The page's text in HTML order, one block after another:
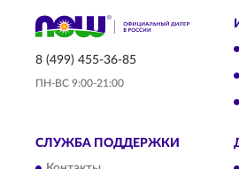
8 (499) 455-36-85
ПН-ВС 9:00-21:00
СЛУЖБА ПОДДЕРЖКИ